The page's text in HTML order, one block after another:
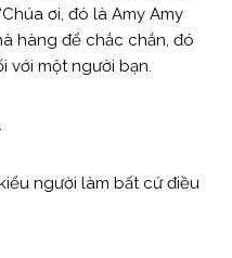
ơi, đó là Amy Amy
hàng để chắc chắn, đó
với một người bạn.
người làm bất cứ điều